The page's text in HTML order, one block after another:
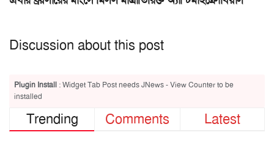
Discussion about this post
Plugin Install : Widget Tab Post needs JNews - View Counter to be
installed
Trending Comments Latest